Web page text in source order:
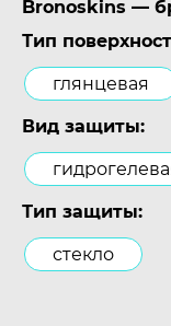
Bronoskins —
Тип
глянцевая
Вид защиты:
Тип защиты:
стекло